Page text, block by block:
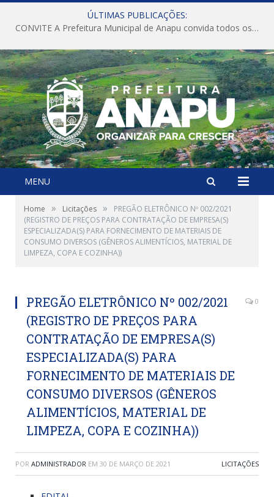
ÚLTIMAS PUBLICAÇÕES:
CONVITE A Prefeitura Municipal de Anapu convida todos os servidores públicos municipais para participarem da Audiência Pública de discussão da Lei de Diretrizes Orçamentárias (LDO), importante instrumento de planejamento das ações e investimentos da Administração Pública para o próximo exercício financeiro.
MENU
Home » Licitações »
PREGÃO ELETRÔNICO Nº 002/2021
(REGISTRO DE PREÇOS PARA CONTRATAÇÃO DE EMPRESA(S)
ESPECIALIZADA(S) PARA FORNECIMENTO DE MATERIAIS DE
CONSUMO DIVERSOS (GÊNEROS ALIMENTÍCIOS, MATERIAL DE
LIMPEZA, COPA E COZINHA))
PREGÃO ELETRÔNICO Nº 002/2021
(REGISTRO DE PREÇOS PARA
CONTRATAÇÃO DE EMPRESA(S)
ESPECIALIZADA(S) PARA
FORNECIMENTO DE MATERIAIS DE
CONSUMO DIVERSOS (GÊNEROS
ALIMENTÍCIOS, MATERIAL DE
LIMPEZA, COPA E COZINHA))
0
POR ADMINISTRADOR EM 30 DE MARÇO DE 2021 LICITAÇÕES